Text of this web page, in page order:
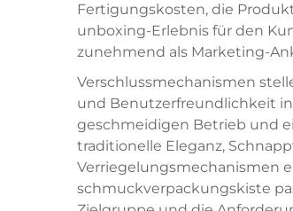
Fertigungskosten, die
unboxing-Erlebnis für den
zunehmend als Marketing-
Verschlussmechanismen
und Benutzerfreundlichkeit
geschmeidigen Betrieb und
traditionelle Eleganz,
Verriegelungsmechanismen
schmuckverpackungskiste